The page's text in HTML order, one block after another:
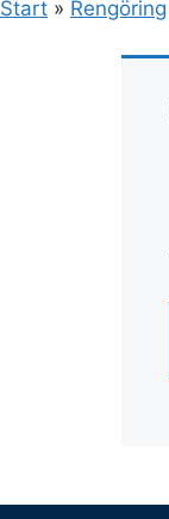
Start » Rengöring